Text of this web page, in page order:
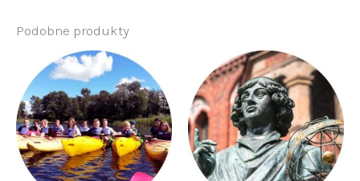
Podobne produkty